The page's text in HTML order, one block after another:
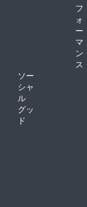
フ
ォ
ー
マ
ン
ス
ソー
シャ
ル
グッ
ド